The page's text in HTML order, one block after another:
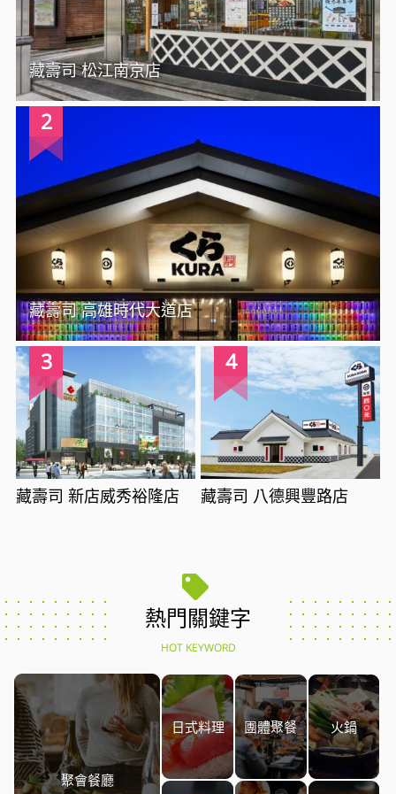
藏壽司 松江南京店
2
藏壽司 高雄時代大道店
3
藏壽司 新店威秀裕隆店
4
藏壽司 八德興豐路店
熱門關鍵字
HOT KEYWORD
聚會餐廳
日式料理 團體聚餐 火鍋